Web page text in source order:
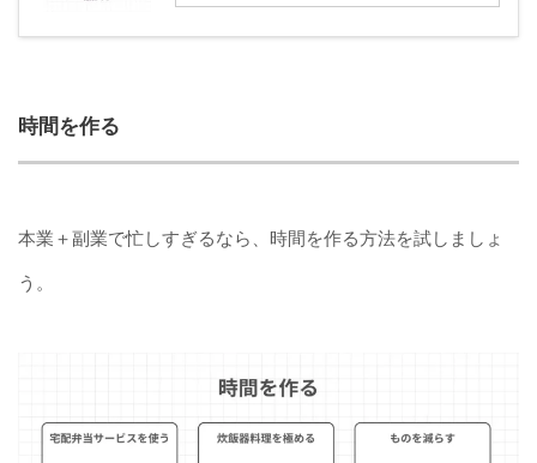
時間を作る
本業＋副業で忙しすぎるなら、時間を作る方法を試しましょ
う。